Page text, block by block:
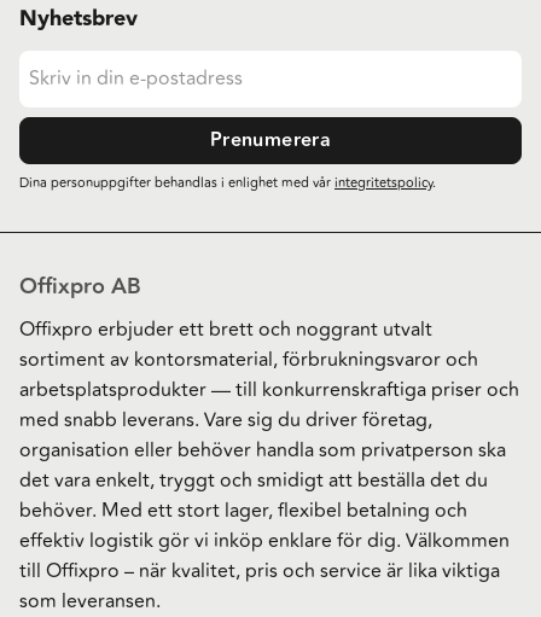
Nyhetsbrev
Prenumerera
Dina personuppgifter behandlas i enlighet med vårintegritetspolicy.
Offixpro AB
Offixpro erbjuder ett brett och noggrant utvalt
sortiment av kontorsmaterial, förbrukningsvaror och
arbetsplatsprodukter — till konkurrenskraftiga priser och
med snabb leverans. Vare sig du driver företag,
organisation eller behöver handla som privatperson ska
det vara enkelt, tryggt och smidigt att beställa det du
behöver. Med ett stort lager, flexibel betalning och
effektiv logistik gör vi inköp enklare för dig. Välkommen
till Offixpro – när kvalitet, pris och service är lika viktiga
som leveransen.